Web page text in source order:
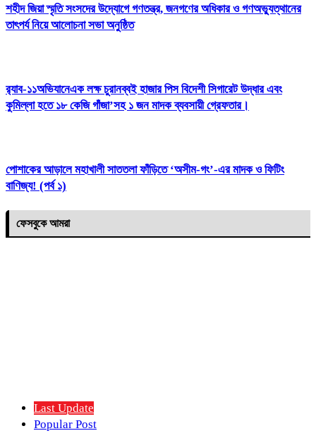
শহীদ জিয়া স্মৃতি সংসদের উদ্যোগে গণতন্ত্র, জনগণের অধিকার ও গণঅভ্যুত্থানের
তাৎপর্য নিয়ে আলোচনা সভা অনুষ্ঠিত
র‌্যাব-১১অভিযানেএক লক্ষ চুরানব্বই হাজার পিস বিদেশী সিগারেট উদ্ধার এবং
কুমিল্লা হতে ১৮ কেজি গাঁজা’সহ ১ জন মাদক ব্যবসায়ী গ্রেফতার।
পোশাকের আড়ালে মহাখালী সাততলা ফাঁড়িতে ‘অসীম-গং’-এর মাদক ও ফিটিং
বাণিজ্য! (পর্ব ১)
ফেসবুকে আমরা
Last Update
Popular Post